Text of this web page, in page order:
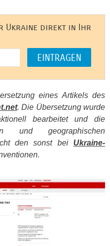
Ukraine direkt in Ihr
eines Artikels des
. Die Übersetzung wurde
bearbeitet und die
und geographischen
den sonst bei Ukraine-